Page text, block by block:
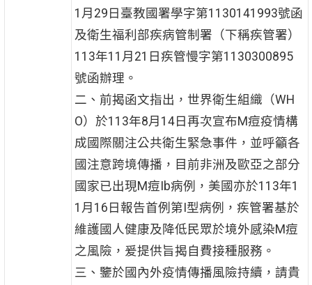
1月29日臺教國署學字第1130141993號函
及衛生福利部疾病管制署（下稱疾管署）
113年11月21日疾管慢字第1130300895
號函辦理。
二、前揭函文指出，世界衛生組織（WH
O）於113年8月14日再次宣布M痘疫情構
成國際關注公共衛生緊急事件，並呼籲各
國注意跨境傳播，目前非洲及歐亞之部分
國家已出現M痘Ib病例，美國亦於113年1
1月16日報告首例第I型病例，疾管署基於
維護國人健康及降低民眾於境外感染M痘
之風險，爰提供旨揭自費接種服務。
三、鑒於國內外疫情傳播風險持續，請貴